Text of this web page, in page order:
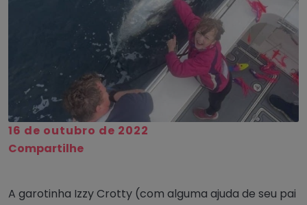
16 de outubro de 2022
Compartilhe
A garotinha Izzy Crotty (com alguma ajuda de seu pai